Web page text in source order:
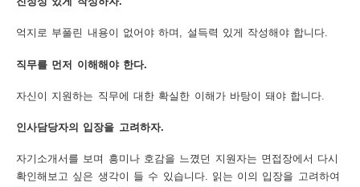
억지로 부풀린 내용이 없어야 하며, 설득력 있게 작성해야 합니다.
직무를 먼저 이해해야 한다.
자신이 지원하는 직무에 대한 확실한 이해가 바탕이 돼야 합니다.
인사담당자의 입장을 고려하자.
자기소개서를 보며 흥미나 호감을 느꼈던 지원자는 면접장에서 다시
확인해보고 싶은 생각이 들 수 있습니다. 읽는 이의 입장을 고려하여
업
도